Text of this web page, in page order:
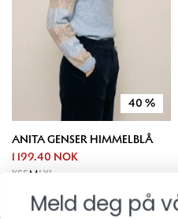
40 %
ANITA GENSER HIMMELBLÅ
1 199.40 NOK
XSSMLXL
Meld deg på